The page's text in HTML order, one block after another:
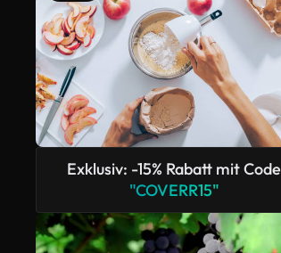
Exklusiv: -15% Rabatt mit Code
"COVERR15"